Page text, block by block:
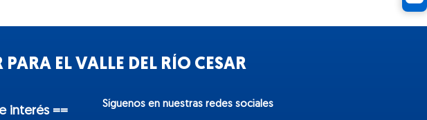
EL VALLE DEL RÍO CESAR
interés ==
Síguenos en nuestras redes sociales